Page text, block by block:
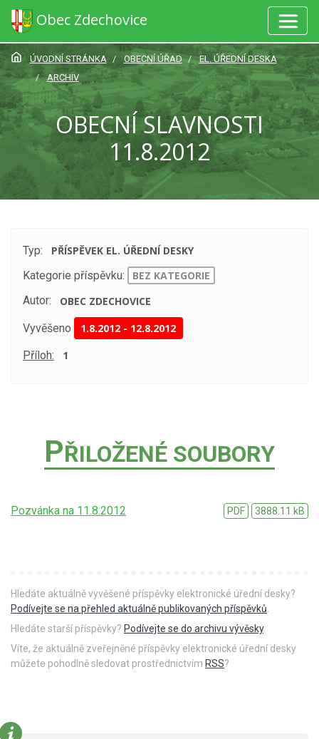
Obec Zdechovice
ÚVODNÍ STRÁNKA OBECNÍ ÚŘAD
EL. ÚŘEDNÍ DESKA
ARCHIV
OBECNÍ SLAVNOSTI
11.8.2012
Typ:
PŘÍSPĚVEK EL. ÚŘEDNÍ DESKY
Kategorie příspěvku:
BEZ KATEGORIE
Autor:
OBEC ZDECHOVICE
Vyvěšeno 1.8.2012 - 12.8.2012
Příloh: 1
PŘILOŽENÉ SOUBORY
Pozvánka na 11.8.2012 PDF 3888.11 kB
Hledáte aktuálně vyvěšené příspěvky elektronické úřední desky?
Podívejte se na přehled aktuálně publikovaných příspěvků
Hledáte starší příspěvky? Podívejte se do archivu vývěsky.
Víte, že aktuálně zveřejněné příspěvky elektronické úřední desky
můžete pohodlně sledovat prostřednictvím RSS?